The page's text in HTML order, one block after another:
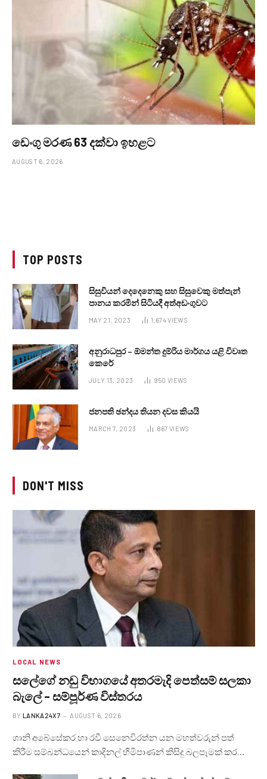
ඩෙංගු මරණ 63 දක්වා ඉහළට
AUGUST 6, 2026
TOP POSTS
සිසුවියන් දෙදෙනෙකු සහ සිසුවෙකු මත්පැන්
පානය කරමින් සිටියදී අත්අඩංගුවට
MAY 21, 2023 1,674VIEWS
අනුරාධපුර – ඕමන්ත දුම්රිය මාර්ගය යළි විවෘත
කෙරේ
JULY 13, 2023 950 VIEWS
ජනපති ඡන්දය තියන දවස කියයි
MARCH 7, 2023 867 VIEWS
DON'T MISS
LOCAL NEWS
සලේගේ නඩු විභාගයේ අතරමැදි පෙත්සම් සලකා
බැලේ – සම්පූර්ණ විස්තරය
BY LANKA24X7 AUGUST 6, 2026
ශානි අබේසේකර හා රවී සෙනෙවිරත්න යන මහත්වරුන් පත්
කිරීම සම්බන්ධයෙන් කාදිනල් හිමිපාණන් කිසිදු බලපෑමක් කර…